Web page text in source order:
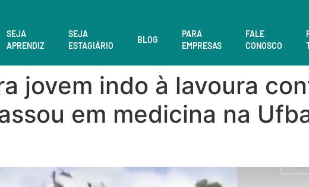
SEJA
APRENDIZ
SEJA
ESTAGIÁRIO
BLOG
PARA
EMPRESAS
FALE
CONOSCO
jovem indo à lavoura
em medicina na